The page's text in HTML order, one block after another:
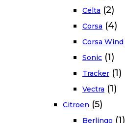
Celta (2)
Corsa (4)
Corsa Wind
Sonic (1)
Tracker (1)
Vectra (1)
Citroen (5)
Berlingo (1)